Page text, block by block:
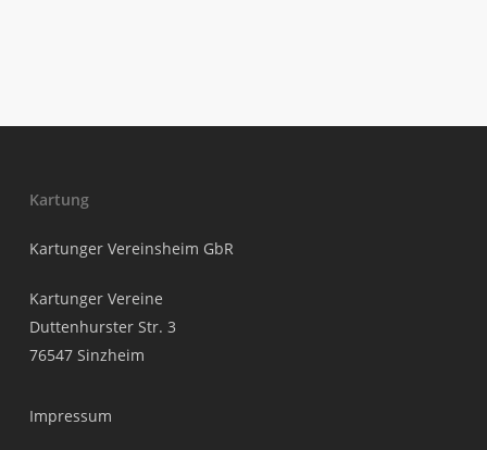
Kartung
Kartunger Vereinsheim GbR
Kartunger Vereine
Duttenhurster Str. 3
76547 Sinzheim
Impressum